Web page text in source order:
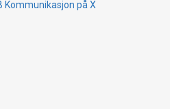
Kommunikasjon på X